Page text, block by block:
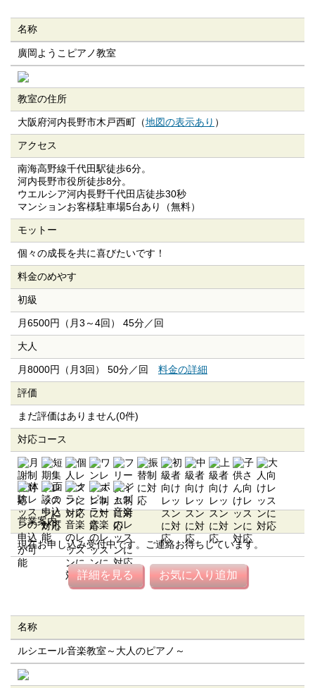
名称
廣岡ようこピアノ教室
教室の住所
大阪府河内長野市木戸西町（地図の表示あり ）
アクセス
南海高野線千代田駅徒歩6分。
河内長野市役所徒歩8分。
ウエルシア河内長野千代田店徒歩30秒
マンションお客様駐車場5台あり（無料）
モットー
個々の成長を共に喜びたいです！
料金のめやす
初級
月6500円（月3～4回） 45分／回
大人
月8000円（月3回） 50分／回 料金の詳細
評価
まだ評価はありません(0件)
対応コース
営業案内
現在お申し込み受付中です。ご連絡お待ちしています。
詳細を見る お気に入り追加
名称
ルシエール音楽教室～大人のピアノ～